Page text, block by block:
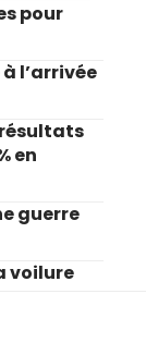
pour
l’arrivée
en
guerre
voilure